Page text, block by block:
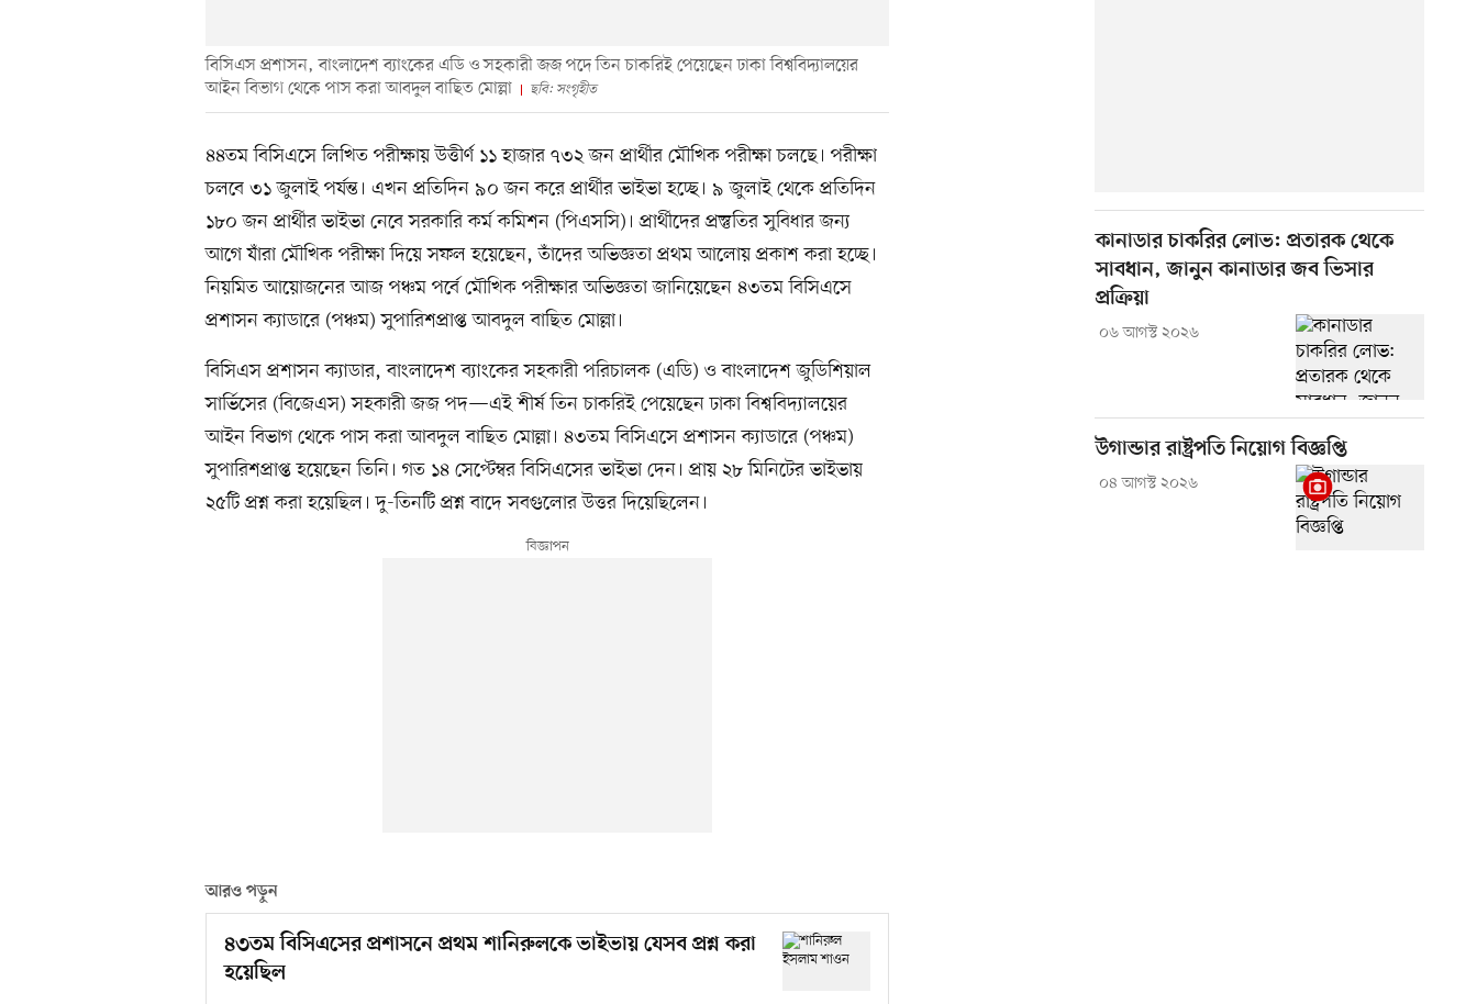
বিসিএস প্রশাসন, বাংলাদেশ ব্যাংকের এডি ও সহকারী জজ পদে তিন চাকরিই পেয়েছেন ঢাকা বিশ্ববিদ্যালয়ের
আইন বিভাগ থেকে পাস করা আবদুল বাছিত মোল্লা
ছবি: সংগৃহীত
৪৪তম বিসিএসে লিখিত পরীক্ষায় উত্তীর্ণ ১১ হাজার ৭৩২ জন প্রার্থীর মৌখিক পরীক্ষা চলছে। পরীক্ষা
চলবে ৩১ জুলাই পর্যন্ত। এখন প্রতিদিন ৯০ জন করে প্রার্থীর ভাইভা হচ্ছে। ৯ জুলাই থেকে প্রতিদিন
১৮০ জন প্রার্থীর ভাইভা নেবে সরকারি কর্ম কমিশন (পিএসসি)। প্রার্থীদের প্রস্তুতির সুবিধার জন্য
আগে যাঁরা মৌখিক পরীক্ষা দিয়ে সফল হয়েছেন, তাঁদের অভিজ্ঞতা প্রথম আলোয় প্রকাশ করা হচ্ছে।
নিয়মিত আয়োজনের আজ পঞ্চম পর্বে মৌখিক পরীক্ষার অভিজ্ঞতা জানিয়েছেন ৪৩তম বিসিএসে
প্রশাসন ক্যাডারে (পঞ্চম) সুপারিশপ্রাপ্ত আবদুল বাছিত মোল্লা।
বিসিএস প্রশাসন ক্যাডার, বাংলাদেশ ব্যাংকের সহকারী পরিচালক (এডি) ও বাংলাদেশ জুডিশিয়াল
সার্ভিসের (বিজেএস) সহকারী জজ পদ—এই শীর্ষ তিন চাকরিই পেয়েছেন ঢাকা বিশ্ববিদ্যালয়ের
আইন বিভাগ থেকে পাস করা আবদুল বাছিত মোল্লা। ৪৩তম বিসিএসে প্রশাসন ক্যাডারে (পঞ্চম)
সুপারিশপ্রাপ্ত হয়েছেন তিনি। গত ১৪ সেপ্টেম্বর বিসিএসের ভাইভা দেন। প্রায় ২৮ মিনিটের ভাইভায়
২৫টি প্রশ্ন করা হয়েছিল। দু-তিনটি প্রশ্ন বাদে সবগুলোর উত্তর দিয়েছিলেন।
আরও পড়ুন
৪৩তম বিসিএসের প্রশাসনে প্রথম শানিরুলকে ভাইভায় যেসব প্রশ্ন করা
হয়েছিল
কানাডার চাকরির লোভ: প্রতারক থেকে
সাবধান, জানুন কানাডার জব ভিসার
প্রক্রিয়া
০৬ আগস্ট ২০২৬
উগান্ডার রাষ্ট্রপতি নিয়োগ বিজ্ঞপ্তি
০৪ আগস্ট ২০২৬